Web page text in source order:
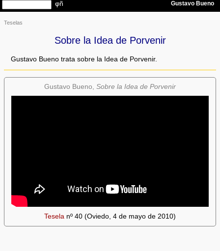
Teselas
Sobre la Idea de Porvenir
Gustavo Bueno trata sobre la Idea de Porvenir.
Gustavo Bueno, Sobre la Idea de Porvenir
Tesela nº 40 (Oviedo, 4 de mayo de 2010)